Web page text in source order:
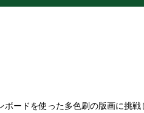
ードを使った多色刷の版画に挑